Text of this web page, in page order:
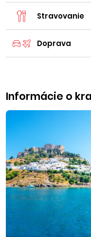
Stravovanie
Doprava
Informácie o